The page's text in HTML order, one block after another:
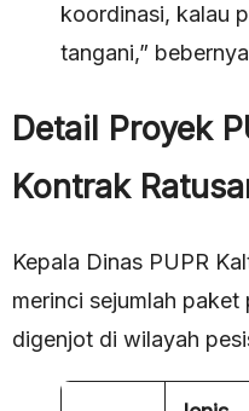
koordinasi, kalau
tangani,”
Detail Proyek
Kontrak
Kepala Dinas PUPR
merinci sejumlah
digenjot di wilayah